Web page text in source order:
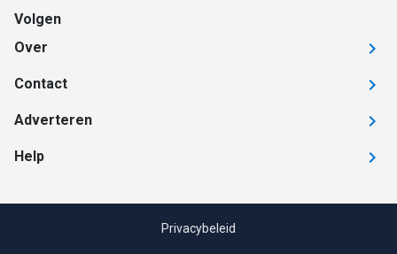
Volgen
Over
Contact
Adverteren
Help
Privacybeleid